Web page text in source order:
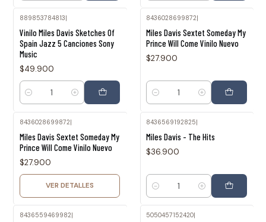
889853784813
Vinilo Miles Davis Sketches Of
Spain Jazz 5 Canciones Sony
Music
$49.900
Cantidad
8436028699872
Miles Davis Sextet Someday My
Prince Will Come Vinilo Nuevo
$27.900
Cantidad
8436028699872|
Miles Davis Sextet Someday My
Prince Will Come Vinilo Nuevo
$27.900
VER DETALLES
8436569192825|
Miles Davis - The Hits
$36.900
Cantidad
8436559469982| 5050457152420